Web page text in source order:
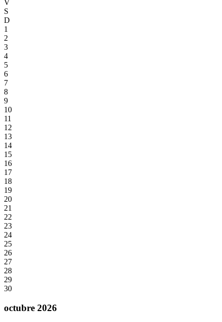
V
S
D
1
2
3
4
5
6
7
8
9
10
11
12
13
14
15
16
17
18
19
20
21
22
23
24
25
26
27
28
29
30
octubre 2026